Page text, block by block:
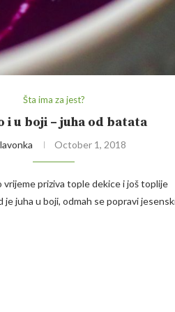
Šta ima za jest?
i u boji – juha od batata
October 1, 2018
vrijeme priziva tople dekice i još toplije
je juha u boji, odmah se popravi